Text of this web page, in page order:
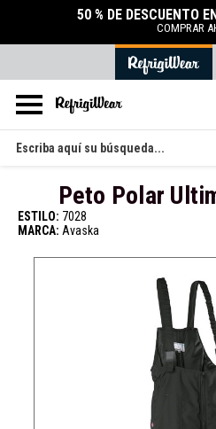
50 % DE DESCUENTO
COMPRAR
Buscar
en
Peto Polar
ESTILO: 7028
MARCA: Avaska